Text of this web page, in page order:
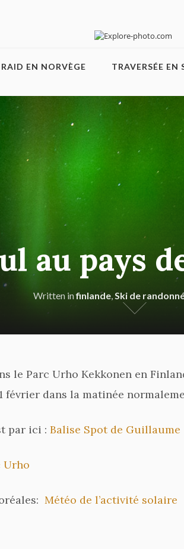
RAID EN NORVÈGE TRAVERSÉE EN
au pays
Written infinlande,Ski de
le Parc Urho Kekkonen en
février dans la matinée
par ici : Balise Spot de Guillaume
Urho
Météo de l’activité solaire